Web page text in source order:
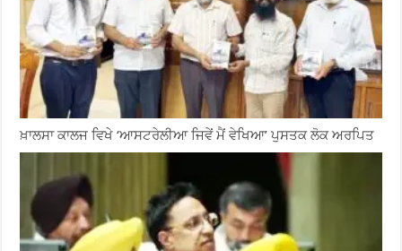
ਖ਼ਾਲਸਾ ਕਾਲਜ ਵਿਖੇ ‘ਆਸਟਰੇਲੀਆ ਜਿਵੇਂ ਮੈਂ ਵੇਖਿਆ’ ਪੁਸਤਕ ਲੋਕ ਅਰਪਿਤ